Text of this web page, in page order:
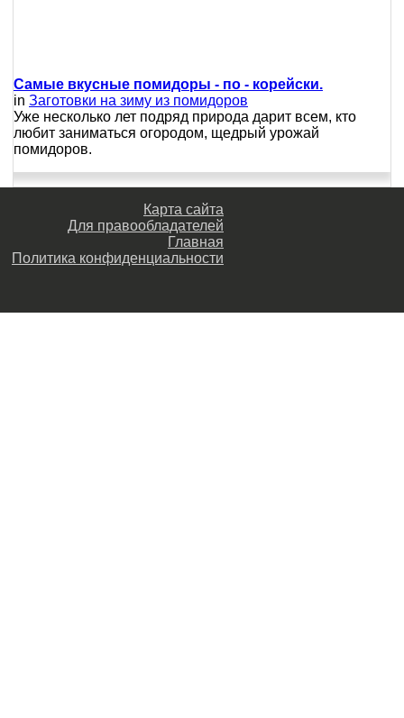
Самые вкусные помидоры - по - корейски.
in Заготовки на зиму из помидоров
Уже несколько лет подряд природа дарит всем, кто
любит заниматься огородом, щедрый урожай
помидоров.
Карта сайта
Для правообладателей
Главная
Политика конфиденциальности